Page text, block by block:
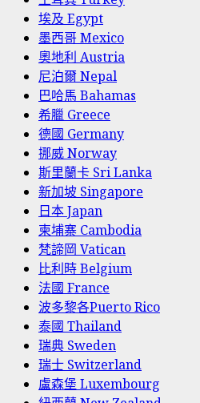
埃及 Egypt
墨西哥 Mexico
奧地利 Austria
尼泊爾 Nepal
巴哈馬 Bahamas
希臘 Greece
德國 Germany
挪威 Norway
斯里蘭卡 Sri Lanka
新加坡 Singapore
日本 Japan
柬埔寨 Cambodia
梵諦岡 Vatican
比利時 Belgium
法國 France
波多黎各Puerto Rico
泰國 Thailand
瑞典 Sweden
瑞士 Switzerland
盧森堡 Luxembourg